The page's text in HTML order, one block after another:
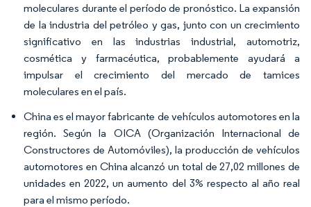
moleculares durante el período de pronóstico. La expansión
de la industria del petróleo y gas, junto con un crecimiento
significativo en las industrias industrial, automotriz,
cosmética y farmacéutica, probablemente ayudará a
impulsar el crecimiento del mercado de tamices
moleculares en el país.
China es el mayor fabricante de vehículos automotores en la
región. Según la OICA (Organización Internacional de
Constructores de Automóviles), la producción de vehículos
automotores en China alcanzó un total de 27,02 millones de
unidades en 2022, un aumento del 3% respecto al año real
para el mismo período.